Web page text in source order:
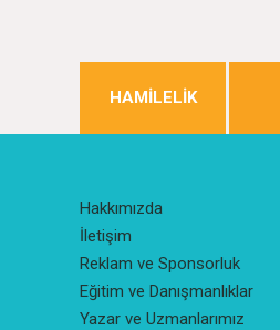
HAMİLELİK
Hakkımızda
İletişim
Reklam ve Sponsorluk
Eğitim ve Danışmanlıklar
Yazar ve Uzmanlarımız